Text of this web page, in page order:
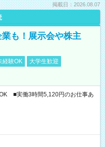
掲載日：2026.08.07
も！展示会や株主
経験OK
大学生歓迎
■実働3時間5,120円のお仕事あ